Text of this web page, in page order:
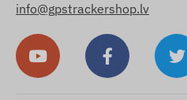
info@gpstrackershop.lv